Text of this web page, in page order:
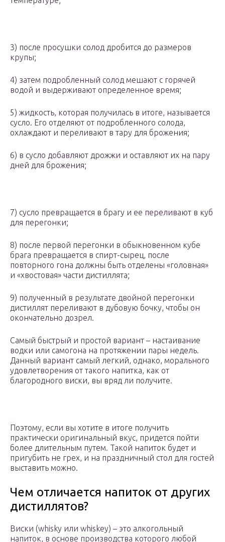
3) после просушки солод дробится до размеров
крупы;
4) затем подробленный солод мешают с горячей
водой и выдерживают определенное время;
5) жидкость, которая получилась в итоге, называется
сусло. Его отделяют от подробленного солода,
охлаждают и переливают в тару для брожения;
6) в сусло добавляют дрожжи и оставляют их на пару
дней для брожения;
7) сусло превращается в брагу и ее переливают в куб
для перегонки;
8) после первой перегонки в обыкновенном кубе
брага превращается в спирт-сырец, после
повторного гона должны быть отделены «головная»
и «хвостовая» части дистиллята;
9) полученный в результате двойной перегонки
дистиллят переливают в дубовую бочку, чтобы он
окончательно дозрел.
Самый быстрый и простой вариант – настаивание
водки или самогона на протяжении пары недель.
Данный вариант самый легкий, однако, морального
удовлетворения от такого напитка, как от
благородного виски, вы вряд ли получите.
Поэтому, если вы хотите в итоге получить
практически оригинальный вкус, придется пойти
более длительным путем. Такой напиток будет и
пригубить не грех, и на праздничный стол для гостей
выставить можно.
Чем отличается напиток от других
дистиллятов?
Виски (whisky или whiskey) – это алкогольный
напиток, в основе производства которого любой